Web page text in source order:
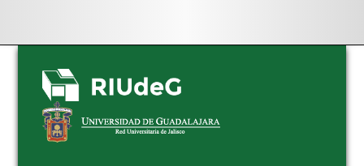
Skip
navigation